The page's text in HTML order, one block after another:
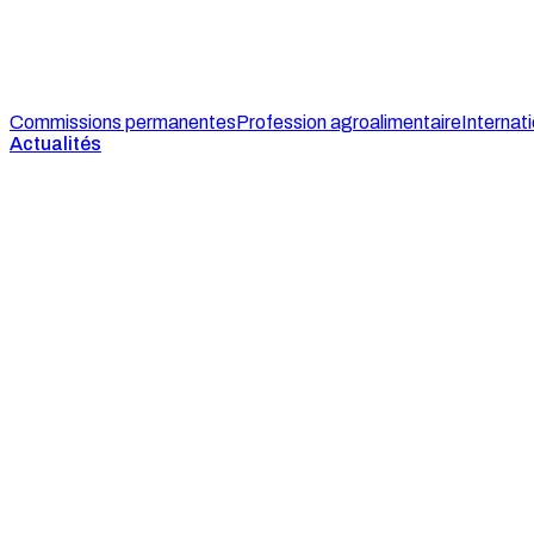
Commissions permanentesProfession agroalimentaire
Actualités